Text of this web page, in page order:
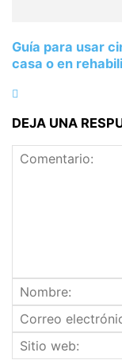
Guía para usar
casa o en
DEJA UNA